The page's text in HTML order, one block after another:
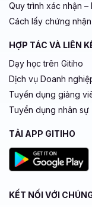
Quy trình xác nhận –
Cách lấy chứng
HỢP TÁC VÀ LIÊN
Dạy học trên Gitiho
Dịch vụ Doanh
Tuyển dụng giảng
Tuyển dụng nhân sự
TẢI APP GITIHO
KẾT NỐI VỚI